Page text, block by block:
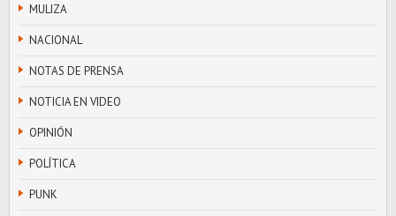
MULIZA
NACIONAL
NOTAS DE PRENSA
NOTICIA EN VIDEO
OPINIÓN
POLÍTICA
PUNK